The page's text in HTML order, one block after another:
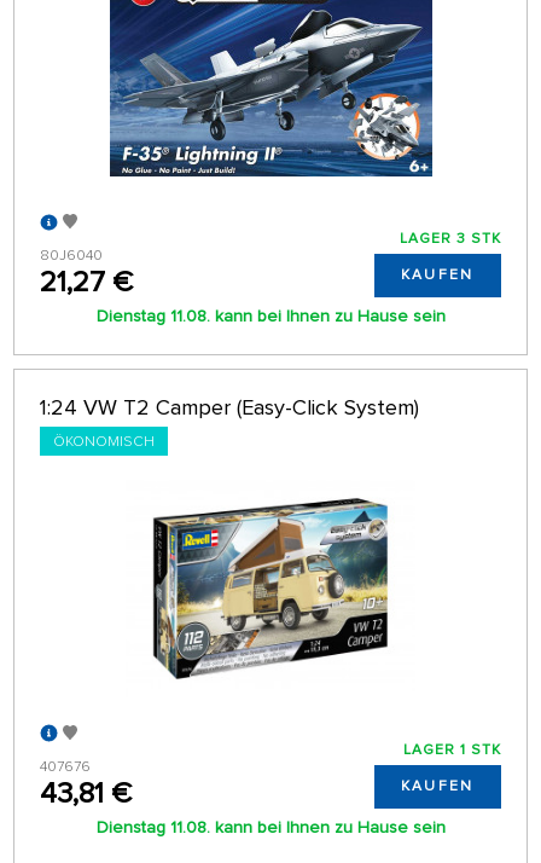
80J6040
21,27 €
LAGER 3 STK
KAUFEN
Dienstag 11.08. kann bei Ihnen zu Hause sein
1:24 VW T2 Camper (Easy-Click System)
ÖKONOMISCH
407676
43,81 €
LAGER 1 STK
KAUFEN
Dienstag 11.08. kann bei Ihnen zu Hause sein